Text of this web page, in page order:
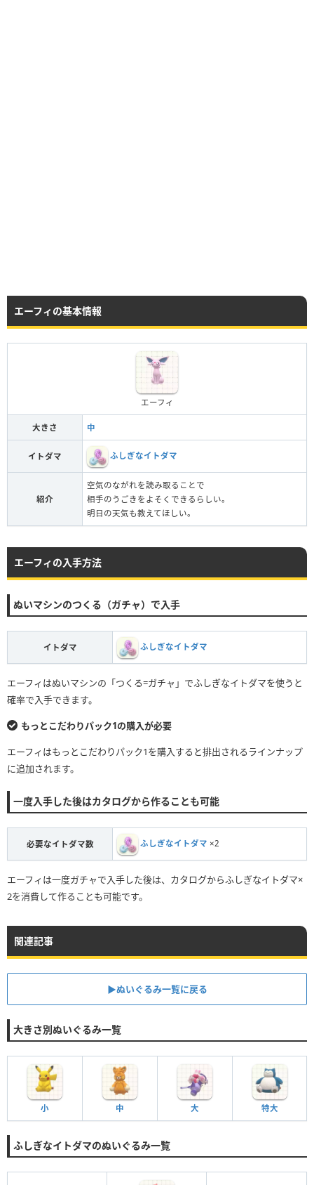
エーフィの基本情報
エーフィ
大きさ 中
イトダマ ふしぎなイトダマ
紹介
空気のながれを読み取ることで
相手のうごきをよそくできるらしい。
明日の天気も教えてほしい。
エーフィの入手方法
ぬいマシンのつくる（ガチャ）で入手
イトダマ ふしぎなイトダマ
エーフィはぬいマシンの「つくる=ガチャ」でふしぎなイトダマを使うと
確率で入手できます。
もっとこだわりパック1の購入が必要
エーフィはもっとこだわりパック1を購入すると排出されるラインナップ
に追加されます。
一度入手した後はカタログから作ることも可能
必要なイトダマ数 ふしぎなイトダマ ×2
エーフィは一度ガチャで入手した後は、カタログからふしぎなイトダマ×
2を消費して作ることも可能です。
関連記事
▶︎ぬいぐるみ一覧に戻る
大きさ別ぬいぐるみ一覧
小 中 大 特大
ふしぎなイトダマのぬいぐるみ一覧